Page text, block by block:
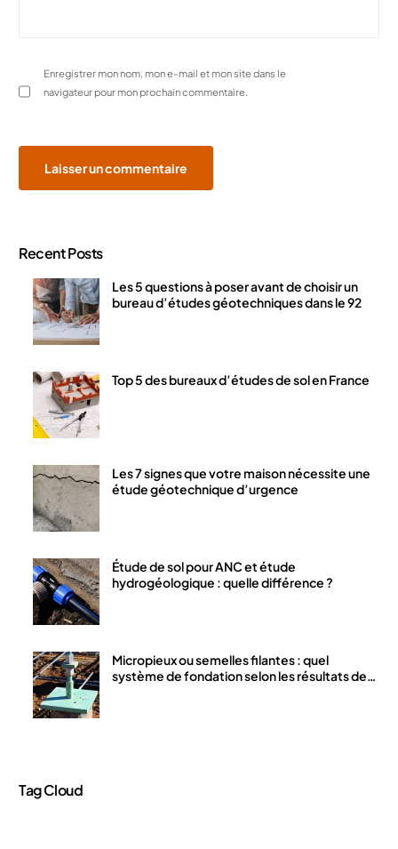
Enregistrer mon nom, mon e-mail et mon site dans le
navigateur pour mon prochain commentaire.
Recent Posts
Les 5 questions à poser avant de choisir un
bureau d’études géotechniques dans le 92
Top 5 des bureaux d’études de sol en France
Les 7 signes que votre maison nécessite une
étude géotechnique d’urgence
Étude de sol pour ANC et étude
hydrogéologique : quelle différence ?
Micropieux ou semelles filantes : quel
système de fondation selon les résultats de
Tag Cloud